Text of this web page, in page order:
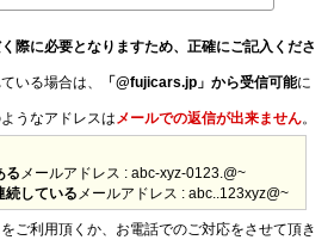
際に必要となりますため、正確にご記入くださ
いる場合は、
「@fujicars.jp」から受信可能に
うなアドレスは メールでの返信が出来ません。
る メールアドレス : abc-xyz-0123.@~
続している メールアドレス : abc..123xyz@~
ご利用頂くか、お電話でのご対応をさせて頂き